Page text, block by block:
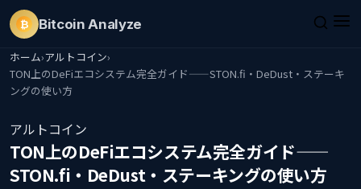
₿ Bitcoin Analyze
ホーム›アルトコイン›
TON上のDeFiエコシステム完全ガイド——STON.fi・DeDust・ステーキ
ングの使い方
アルトコイン
TON上のDeFiエコシステム完全ガイド——
STON.fi・DeDust・ステーキングの使い方